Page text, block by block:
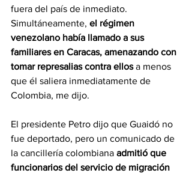
fuera del país de inmediato.
Simultáneamente, el régimen
venezolano había llamado a sus
familiares en Caracas, amenazando con
tomar represalias contra ellos a menos
que él saliera inmediatamente de
Colombia, me dijo.
El presidente Petro dijo que Guaidó no
fue deportado, pero un comunicado de
la cancillería colombiana admitió que
funcionarios del servicio de migración